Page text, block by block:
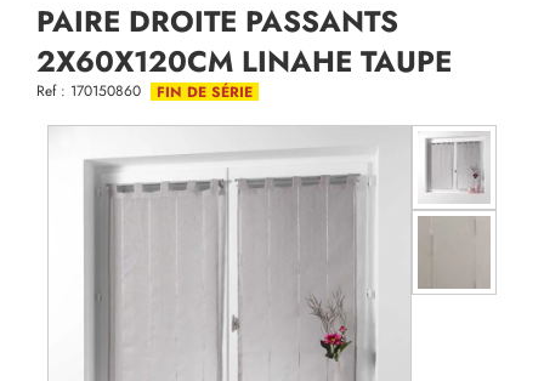
PAIRE DROITE PASSANTS
2X60X120CM LINAHE TAUPE
Ref : 170150860 FIN DE SÉRIE